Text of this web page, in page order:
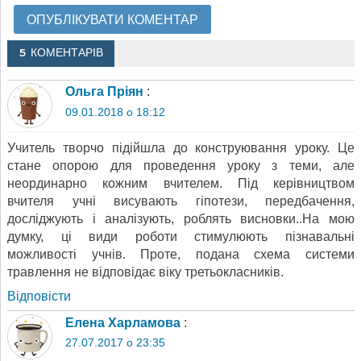
5 КОМЕНТАРІВ
Ольга Пріян :
09.01.2018 о 18:12
Учитель творчо підійшла до конструювання уроку. Це
стане опорою для проведення уроку з теми, але
неординарно кожним вчителем. Під керівництвом
вчителя учні висувають гіпотези, передбачення,
досліджують і аналізують, роблять висновки..На мою
думку, ці види роботи стимулюють пізнавальні
можливості учнів. Проте, подана схема системи
травлення не відповідає віку третьокласників.
Відповіcти
Елена Харламова :
27.07.2017 о 23:35